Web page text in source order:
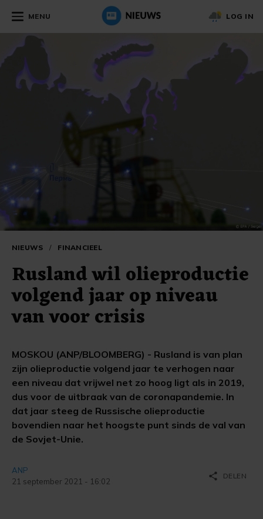
MENU LOG IN
NIEUWS / FINANCIEEL
Rusland wil olieproductie
volgend jaar op niveau
van voor crisis
MOSKOU (ANP/BLOOMBERG) - Rusland is van plan
zijn olieproductie volgend jaar te verhogen naar
een niveau dat vrijwel net zo hoog ligt als in 2019,
dus voor de uitbraak van de coronapandemie. In
dat jaar steeg de Russische olieproductie
bovendien naar het hoogste punt sinds de val van
de Sovjet-Unie.
ANP
21 september 2021 - 16:02
share DELEN